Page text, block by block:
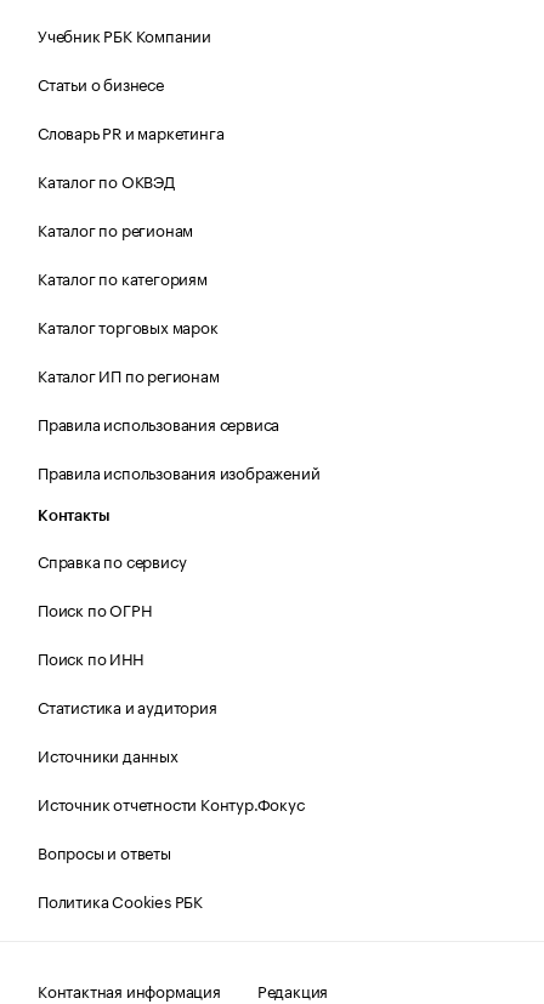
Учебник РБК Компании
Статьи о бизнесе
Словарь PR и маркетинга
Каталог по ОКВЭД
Каталог по регионам
Каталог по категориям
Каталог торговых марок
Каталог ИП по регионам
Правила использования сервиса
Правила использования изображений
Контакты
Справка по сервису
Поиск по ОГРН
Поиск по ИНН
Статистика и аудитория
Источники данных
Источник отчетности Контур.Фокус
Вопросы и ответы
Политика Cookies РБК
Контактная информация Редакция